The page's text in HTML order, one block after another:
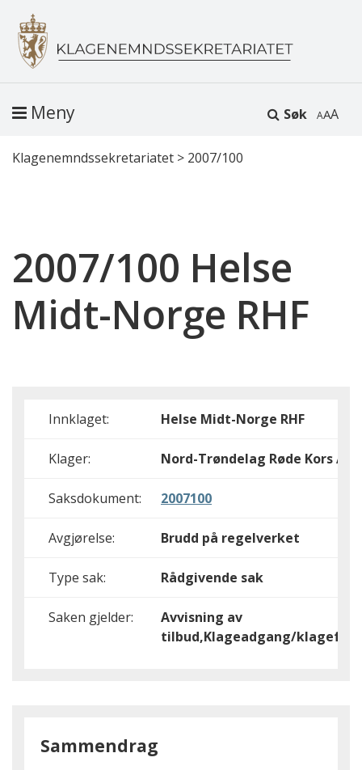
Søk A
Meny
Klagenemndssekretariatet > 2007/100
2007/100 Helse
Midt-Norge RHF
Innklaget: Helse Midt-Norge RHF
Klager: Nord-Trøndelag Røde Kors
Saksdokument: 2007100
Avgjørelse: Brudd på regelverket
Type sak: Rådgivende sak
Saken gjelder:
Avvisning av
tilbud,Klageadgang/
Sammendrag